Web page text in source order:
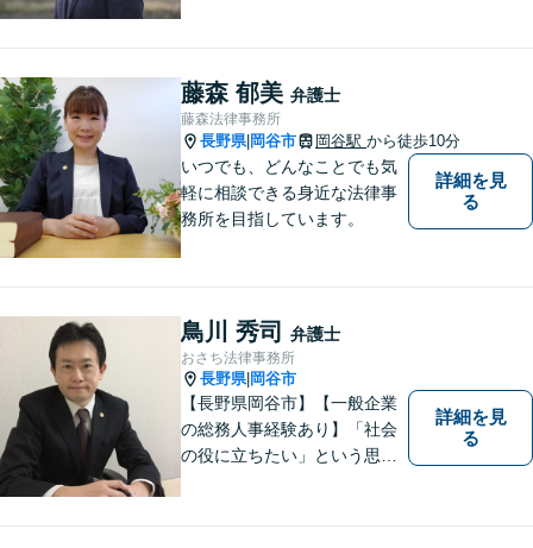
藤森 郁美 弁護士
藤森法律事務所
長野県| 岡谷市 岡谷駅 から徒歩10分
いつでも、どんなことでも気
軽に相談できる身近な法律事
務所を目指しています。
詳細を見
る
鳥川 秀司 弁護士
おさち法律事務所
長野県| 岡谷市
【長野県岡谷市】【一般企業
の総務人事経験あり】「社会
の役に立ちたい」という思い
谷市・長野県中南信の人々の
詳細を見
る